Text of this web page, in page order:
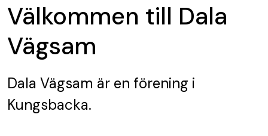
Välkommen till Dala
Vägsam
Dala Vägsam är en förening i
Kungsbacka.